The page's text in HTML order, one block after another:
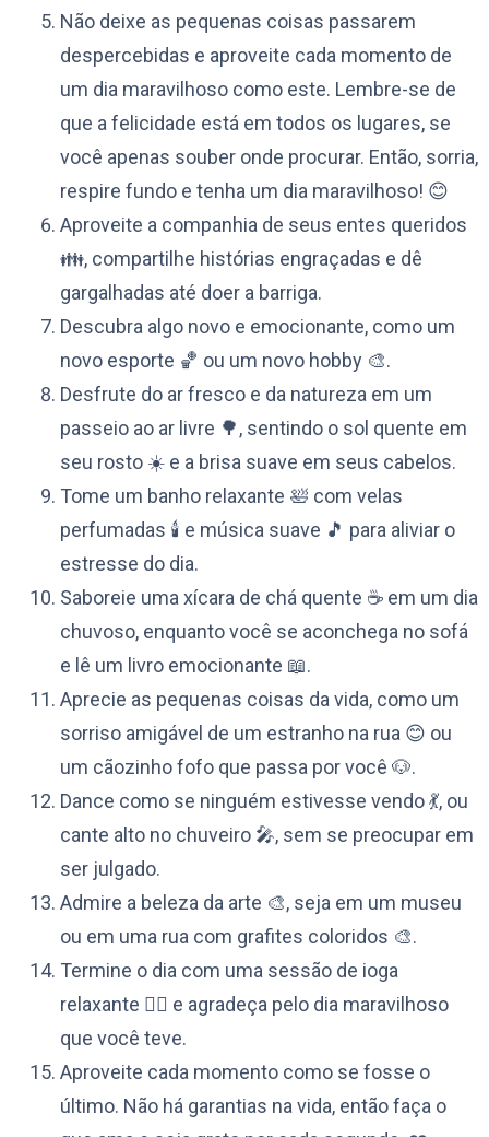
Não deixe as pequenas coisas passarem
despercebidas e aproveite cada momento de
um dia maravilhoso como este. Lembre-se de
que a felicidade está em todos os lugares, se
você apenas souber onde procurar. Então, sorria,
respire fundo e tenha um dia maravilhoso! 😊
Aproveite a companhia de seus entes queridos
👪, compartilhe histórias engraçadas e dê
gargalhadas até doer a barriga.
Descubra algo novo e emocionante, como um
novo esporte 🏀 ou um novo hobby 🎨.
Desfrute do ar fresco e da natureza em um
passeio ao ar livre 🌳, sentindo o sol quente em
seu rosto ☀️ e a brisa suave em seus cabelos.
Tome um banho relaxante 🛀 com velas
perfumadas 🕯️ e música suave 🎵 para aliviar o
estresse do dia.
Saboreie uma xícara de chá quente ☕️ em um dia
chuvoso, enquanto você se aconchega no sofá
e lê um livro emocionante 📖.
Aprecie as pequenas coisas da vida, como um
sorriso amigável de um estranho na rua 😊 ou
um cãozinho fofo que passa por você 🐶.
Dance como se ninguém estivesse vendo 💃, ou
cante alto no chuveiro 🎤, sem se preocupar em
ser julgado.
Admire a beleza da arte 🎨, seja em um museu
ou em uma rua com grafites coloridos 🎨.
Termine o dia com uma sessão de ioga
relaxante 🧘‍♂️ e agradeça pelo dia maravilhoso
que você teve.
Aproveite cada momento como se fosse o
último. Não há garantias na vida, então faça o